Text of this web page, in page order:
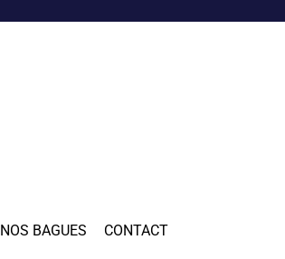
NOS BAGUES CONTACT